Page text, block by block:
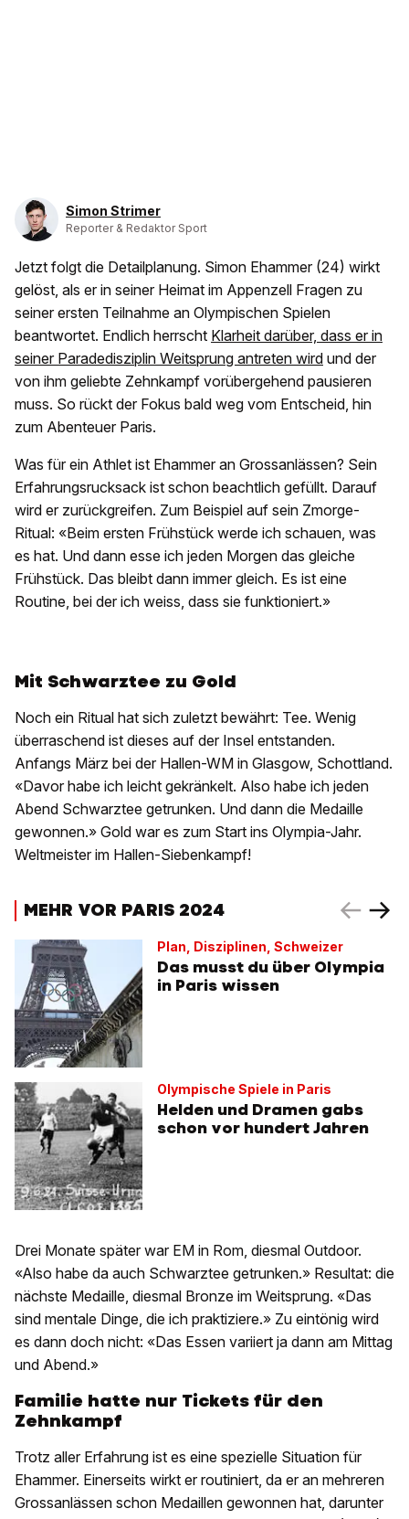
Simon Strimer
Reporter & Redaktor Sport
Jetzt folgt die Detailplanung. Simon Ehammer (24) wirkt
gelöst, als er in seiner Heimat im Appenzell Fragen zu
seiner ersten Teilnahme an Olympischen Spielen
beantwortet. Endlich herrscht Klarheit darüber, dass er in
seiner Paradedisziplin Weitsprung antreten wird und der
von ihm geliebte Zehnkampf vorübergehend pausieren
muss. So rückt der Fokus bald weg vom Entscheid, hin
zum Abenteuer Paris.
Was für ein Athlet ist Ehammer an Grossanlässen? Sein
Erfahrungsrucksack ist schon beachtlich gefüllt. Darauf
wird er zurückgreifen. Zum Beispiel auf sein Zmorge-
Ritual: «Beim ersten Frühstück werde ich schauen, was
es hat. Und dann esse ich jeden Morgen das gleiche
Frühstück. Das bleibt dann immer gleich. Es ist eine
Routine, bei der ich weiss, dass sie funktioniert.»
Mit Schwarztee zu Gold
Noch ein Ritual hat sich zuletzt bewährt: Tee. Wenig
überraschend ist dieses auf der Insel entstanden.
Anfangs März bei der Hallen-WM in Glasgow, Schottland.
«Davor habe ich leicht gekränkelt. Also habe ich jeden
Abend Schwarztee getrunken. Und dann die Medaille
gewonnen.» Gold war es zum Start ins Olympia-Jahr.
Weltmeister im Hallen-Siebenkampf!
MEHR VOR PARIS 2024
Plan, Disziplinen, Schweizer
Das musst du über Olympia
in Paris wissen
Olympische Spiele in Paris
Helden und Dramen gabs
schon vor hundert Jahren
Drei Monate später war EM in Rom, diesmal Outdoor.
«Also habe da auch Schwarztee getrunken.» Resultat: die
nächste Medaille, diesmal Bronze im Weitsprung. «Das
sind mentale Dinge, die ich praktiziere.» Zu eintönig wird
es dann doch nicht: «Das Essen variiert ja dann am Mittag
und Abend.»
Familie hatte nur Tickets für den
Zehnkampf
Trotz aller Erfahrung ist es eine spezielle Situation für
Ehammer. Einerseits wirkt er routiniert, da er an mehreren
Grossanlässen schon Medaillen gewonnen hat, darunter